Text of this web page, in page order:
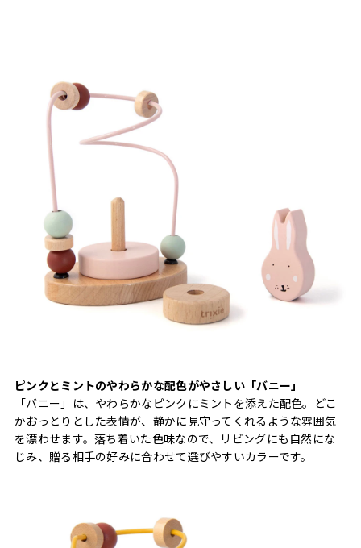
ピンクとミントのやわらかな配色がやさしい「バニー」
「バニー」は、やわらかなピンクにミントを添えた配色。どこ
かおっとりとした表情が、静かに見守ってくれるような雰囲気
を漂わせます。落ち着いた色味なので、リビングにも自然にな
じみ、贈る相手の好みに合わせて選びやすいカラーです。